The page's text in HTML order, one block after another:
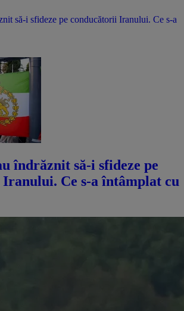
să-i sfideze pe conducătorii Iranului. Ce s-a
îndrăznit să-i sfideze pe
Ce s-a întâmplat cu